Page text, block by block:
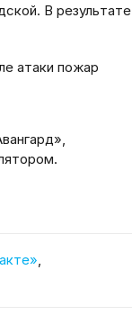
В результате
атаки пожар
,